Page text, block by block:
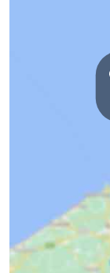
Vlaanderen
Nieuwvliet
-